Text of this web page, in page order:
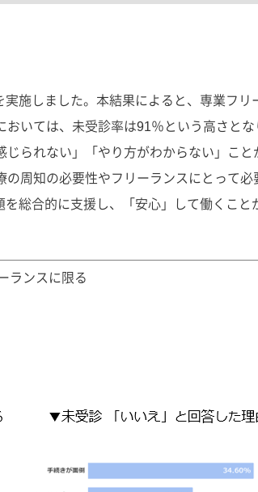
施しました。本結果によると、専業フリ
いては、未受診率は91％という高さと
られない」「やり方がわからない」こと
周知の必要性やフリーランスにとって
総合的に支援し、「安心」して働くこと
ランスに限る